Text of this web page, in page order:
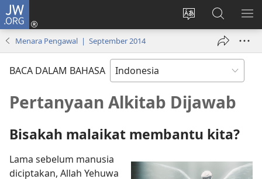
JW.ORG
Ganti
bahasa
Log
window
Cari
di
JW.ORG
Menara Pengawal | September 2014
BACA DALAM BAHASA
Pertanyaan Alkitab Dijawab
Bisakah malaikat membantu kita?
Lama sebelum manusia
diciptakan, Allah Yehuwa